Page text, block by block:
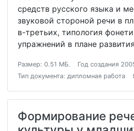
средств русского языка и
звуковой стороной речи в
в-третьих, типология
упражнений в плане
Размер: 0.51 МБ. Год создания
Тип документа: дипломная работа
Формирование